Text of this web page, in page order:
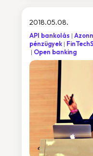
2018.05.08.
API bankolás
pénzügyek
Open banking